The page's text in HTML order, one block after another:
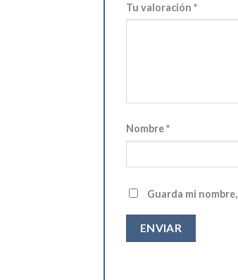
Tu valoración *
Nombre*
Guarda mi